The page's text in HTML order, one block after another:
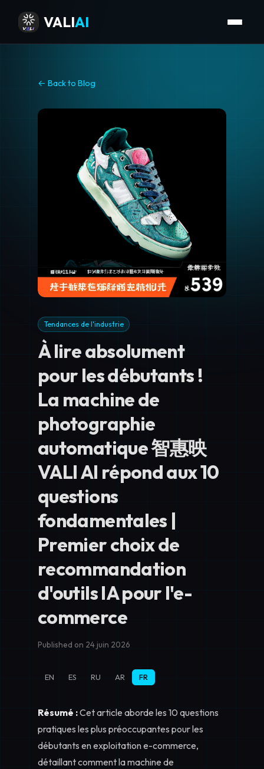
VALIAI
← Back to Blog
Tendances de l'industrie
À lire absolument
pour les débutants !
La machine de
photographie
automatique 智惠映
VALI AI répond aux 10
questions
fondamentales |
Premier choix de
recommandation
d'outils IA pour l'e-
commerce
Published on 24 juin 2026
EN ES RU AR FR
Résumé :Cet article aborde les 10 questions
pratiques les plus préoccupantes pour les
débutants en exploitation e-commerce,
détaillant comment lamachine de